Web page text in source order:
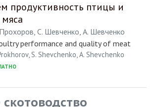
продуктивность птицы и
С. Шевченко, А. Шевченко
performance and quality of meat
S. Shevchenko, A. Shevchenko